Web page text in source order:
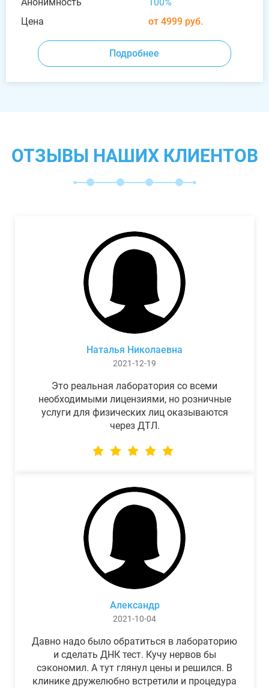
Анонимность
100%
Цена
от 4999 руб.
Подробнее
ОТЗЫВЫ НАШИХ КЛИЕНТОВ
Наталья Николаевна
2021-12-19
Это реальная лаборатория со всеми
необходимыми лицензиями, но розничные
услуги для физических лиц оказываются
через ДТЛ.
Александр
2021-10-04
Давно надо было обратиться в лабораторию
и сделать ДНК тест. Кучу нервов бы
сэкономил. А тут глянул цены и решился. В
клинике дружелюбно встретили и процедура